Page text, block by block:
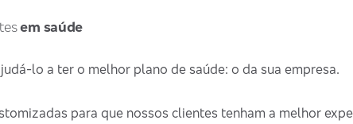
em saúde
lo a ter o melhor plano de saúde: o da sua empresa.
para que nossos clientes tenham a melhor